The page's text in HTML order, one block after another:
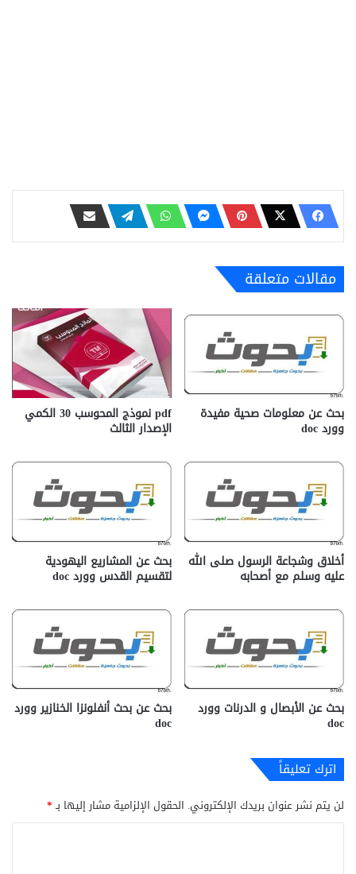
مقالات متعلقة
بحث عن معلومات صحية مفيدة
وورد doc
pdf نموذج المحوسب 30 الكمي
الإصدار الثالث
أخلاق وشجاعة الرسول صلى الله
عليه وسلم مع أصحابه
بحث عن المشاريع اليهودية
لتقسيم القدس وورد doc
بحث عن الأبصال و الدرنات وورد
doc
بحث عن بحث أنفلونزا الخنازير وورد
doc
اترك تعليقاً
لن يتم نشر عنوان بريدك الإلكتروني. الحقول الإلزامية مشار إليها بـ*